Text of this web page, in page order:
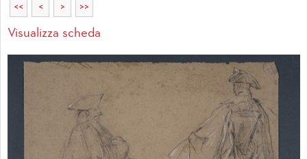
<< < > >>
Visualizza scheda